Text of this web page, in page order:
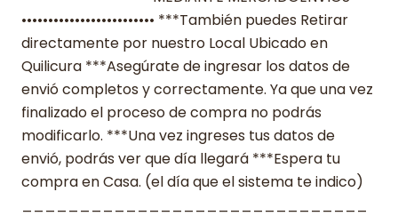
••••••••••••••••••••••••• ***También puedes Retirar
directamente por nuestro Local Ubicado en
Quilicura ***Asegúrate de ingresar los datos de
envió completos y correctamente. Ya que una vez
finalizado el proceso de compra no podrás
modificarlo. ***Una vez ingreses tus datos de
envió, podrás ver que día llegará ***Espera tu
compra en Casa. (el día que el sistema te indico)